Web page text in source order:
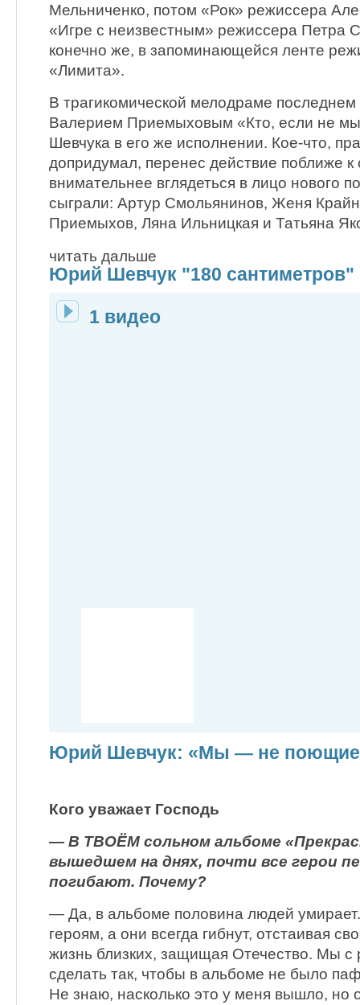
Мельниченко, потом «Рок» режиссера
«Игре с неизвестным» режиссера Петра
конечно же, в запоминающейся ленте
«Лимита».
В трагикомической мелодраме
Валерием Приемыховым «Кто, если не
Шевчука в его же исполнении. Кое-что,
допридумал, перенес действие поближе к
внимательнее вглядеться в лицо нового
сыграли: Артур Смольянинов, Женя
Приемыхов, Ляна Ильницкая и Татьяна
читать дальше
Юрий Шевчук "180 сантиметров"
1 видео
Юрий Шевчук: «Мы — не поющие
Кого уважает Господь
— В ТВОЁМ сольном альбоме
вышедшем на днях, почти все герои
погибают. Почему?
— Да, в альбоме половина людей
героям, а они всегда гибнут, отстаивая
жизнь близких, защищая Отечество. Мы с
сделать так, чтобы в альбоме не было
Не знаю, насколько это у меня вышло, но